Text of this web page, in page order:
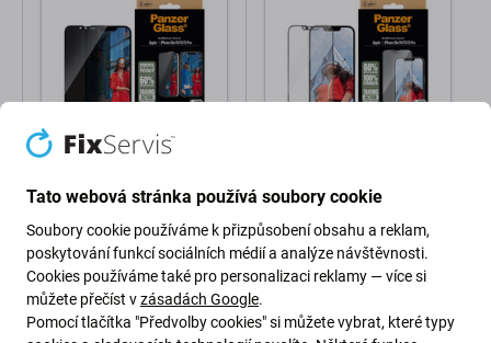
Privacy s aplikátorem pro
17e/16e/14/13/13 Pro,
Černá, PanzerGlass
862 Kč
SKLADEM 3 ks
aplikátorem pro iPhone
Černá, PanzerGlass
862 Kč
SKLADEM 4 ks
Tato webová stránka používá soubory cookie
Soubory cookie používáme k přizpůsobení obsahu a reklam,
poskytování funkcí sociálních médií a analýze návštěvnosti.
Cookies používáme také pro personalizaci reklamy — více si
můžete přečíst vzásadách Google.
Pomocí tlačítka "Předvolby cookies" si můžete vybrat, které typy